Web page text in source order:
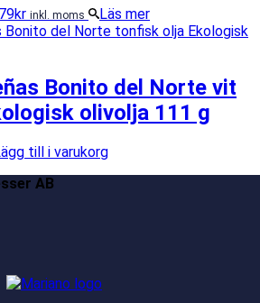
79kr inkl. moms Läs mer
Bonito del Norte vit
olivolja 111 g
till i varukorg
AB